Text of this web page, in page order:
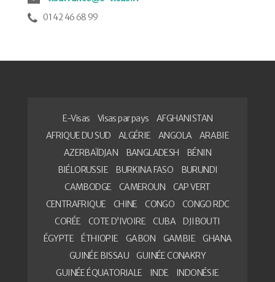
01 42 46 68 99
E-Visas Visas par pays
AFGHANISTAN
AFRIQUE DU SUD
ALGÉRIE ANGOLA
ARABIE
AZERBAÏDJAN
BANGLADESH
BÉNIN
BIÉLORUSSIE
BURKINA FASO
BURUNDI
CAMBODGE
CAMEROUN
CAP VERT
CENTRAFRIQUE
CHINE CONGO
CONGO RDC
CORÉE
COTE D’IVOIRE CUBA
DJIBOUTI
ÉGYPTE
ÉTHIOPIE GABON GAMBIE
GHANA
GUINÉE BISSAU
GUINÉE CONAKRY
GUINÉE ÉQUATORIALE
INDE
INDONÉSIE